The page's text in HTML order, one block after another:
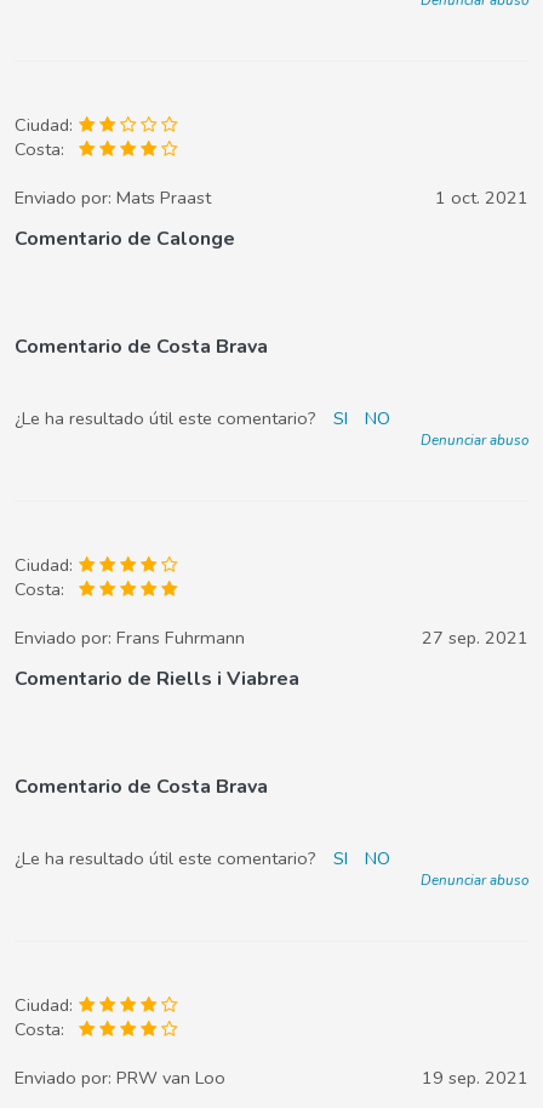
Ciudad:
Costa:
Enviado por: Mats Praast 1 oct. 2021
Comentario de Calonge
Comentario de Costa Brava
¿Le ha resultado útil este comentario? SI NO
Denunciar abuso
Ciudad:
Costa:
Enviado por: Frans Fuhrmann 27 sep. 2021
Comentario de Riells i Viabrea
Comentario de Costa Brava
¿Le ha resultado útil este comentario? SI NO
Denunciar abuso
Ciudad:
Costa:
Enviado por: PRW van Loo 19 sep. 2021